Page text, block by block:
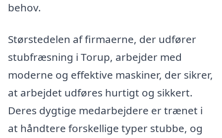
behov.
Størstedelen af firmaerne, der udfører
stubfræsning i Torup, arbejder med
moderne og effektive maskiner, der sikrer,
at arbejdet udføres hurtigt og sikkert.
Deres dygtige medarbejdere er trænet i
at håndtere forskellige typer stubbe, og